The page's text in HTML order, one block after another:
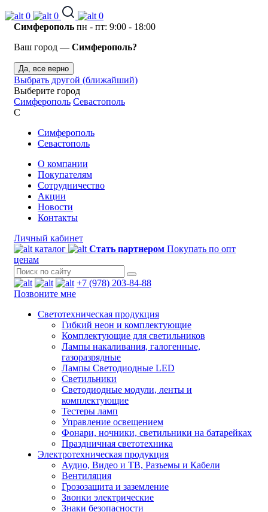
0 0
0
Симферополь пн - пт: 9:00 - 18:00
Ваш город — Симферополь?
Да, все верно
Выбрать другой (ближайший)
Выберите город
Симферополь Севастополь
С
Симферополь
Севастополь
О компании
Покупателям
Сотрудничество
Акции
Новости
Контакты
Личный кабинет
каталог
Стать партнером Покупать по опт
ценам
+7 (978) 203-84-88
Позвоните мне
Светотехническая продукция
Гибкий неон и комплектующие
Комплектующие для светильников
Лампы накаливания, галогенные,
газоразрядные
Лампы Светодиодные LED
Светильники
Светодиодные модули, ленты и
комплектующие
Тестеры ламп
Управление освещением
Фонари, ночники, светильники на батарейках
Праздничная светотехника
Электротехническая продукция
Аудио, Видео и ТВ, Разъемы и Кабели
Вентиляция
Грозозащита и заземление
Звонки электрические
Знаки безопасности